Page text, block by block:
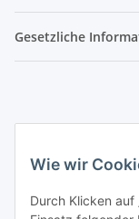
Wie wir
Durch Klicken auf
Gesetzliche